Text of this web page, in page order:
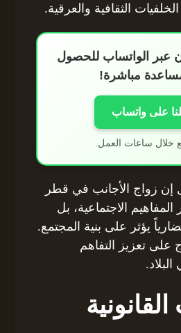
الثقافية والعرقية.
عبر الواتساب للحصول
مباشرة!
على واتساب
خلال ساعات العمل.
إن زواج الأجانب في قطر
الاجتماعية، بل
يؤثر على بنية المجتمع.
على تعزيز التفاهم